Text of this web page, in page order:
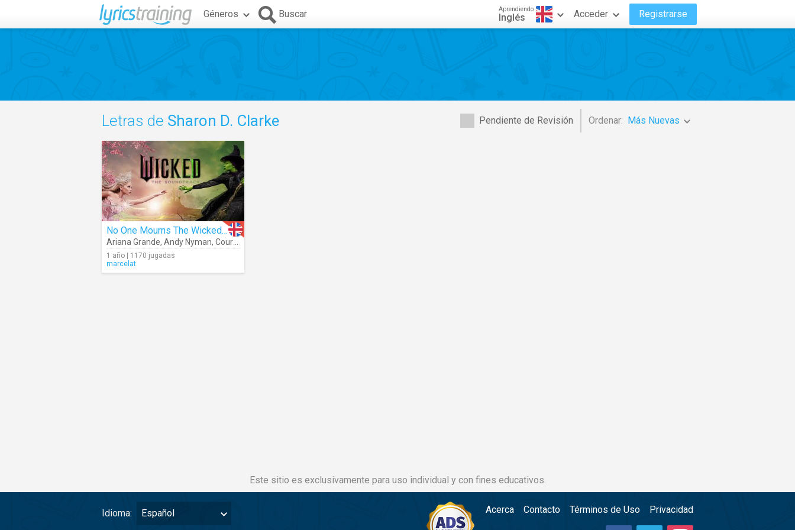
Géneros Buscar Aprendiendo
Inglés Acceder Registrarse
Pendiente de Revisión Ordenar: Más Nuevas
Letras de Sharon D. Clarke
No One Mourns The Wicked (Audio)
Ariana Grande, Andy Nyman, Courtney-Mae Briggs
1 año | 1170 jugadas
marcelat
Este sitio es exclusivamente para uso individual y con fines educativos.
Idioma: Español Acerca Contacto Términos de Uso Privacidad